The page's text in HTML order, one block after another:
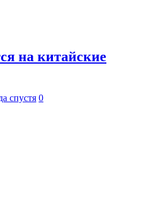
на китайские
спустя 0